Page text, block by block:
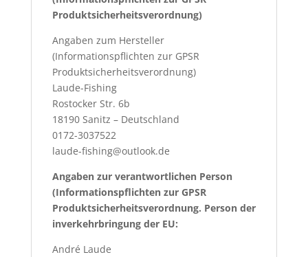
Produktsicherheitsverordnung)
Angaben zum Hersteller
(Informationspflichten zur GPSR
Produktsicherheitsverordnung)
Laude-Fishing
Rostocker Str. 6b
18190 Sanitz – Deutschland
0172-3037522
laude-fishing@outlook.de
Angaben zur verantwortlichen Person
(Informationspflichten zur GPSR
Produktsicherheitsverordnung. Person der
inverkehrbringung der EU:
André Laude